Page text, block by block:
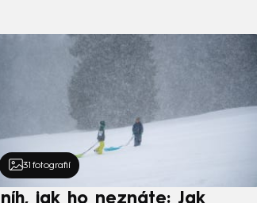
31 fotografií
jak ho neznáte: Jak